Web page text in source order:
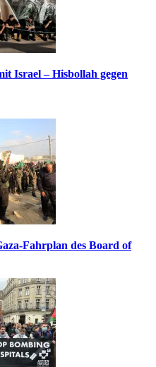
Israel – Hisbollah gegen
Fahrplan des Board of